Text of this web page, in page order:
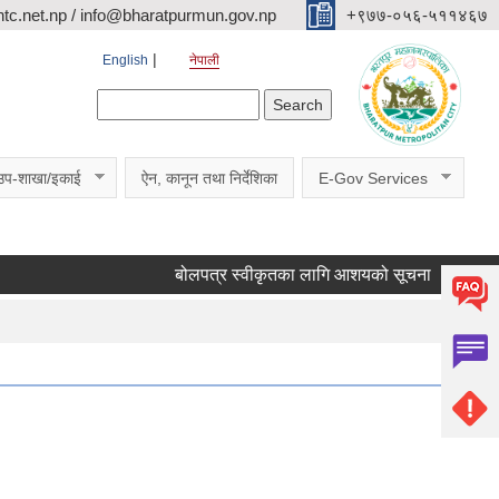
/ info@bharatpurmun.gov.np ‌‌+९७७-०५६-५११४६७
English नेपाली
शाखा/इकाई ऐन, कानून तथा निर्देशिका E-Gov Services
बोलपत्र स्वीकृतका लागि आशयको सूचना ।